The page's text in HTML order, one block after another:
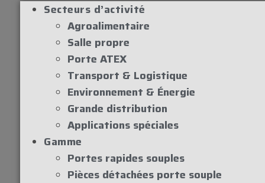
Secteurs d’activité
Agroalimentaire
Salle propre
Porte ATEX
Transport & Logistique
Environnement & Énergie
Grande distribution
Applications spéciales
Gamme
Portes rapides souples
Pièces détachées porte souple